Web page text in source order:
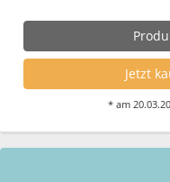
Jetzt
* am